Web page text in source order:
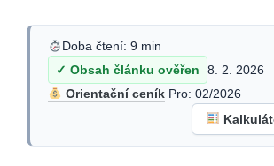
Doba čtení: 9 min
✓ Obsah článku ověřen
8. 2. 2026
Orientační ceníkPro: 02/2026